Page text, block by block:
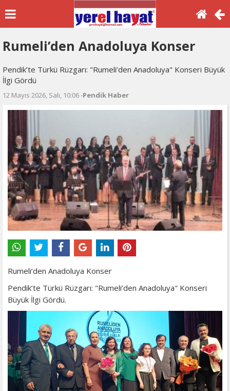
Rumeli’den Anadoluya Konser
Pendik’te Türkü Rüzgarı: "Rumeli’den Anadoluya" Konseri Büyük
İlgi Gördü
12 Mayıs 2026, Salı, 10:06 -Pendik Haber
Rumeli’den Anadoluya Konser
Pendik’te Türkü Rüzgarı: "Rumeli’den Anadoluya" Konseri
Büyük İlgi Gördü.